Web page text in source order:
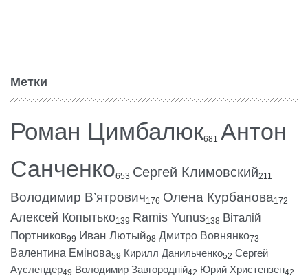
Метки
Роман Цимбалюк681 Антон
Санченко653 Сергей Климовский211
Володимир В’ятрович176 Олена Курбанова172
Алексей Копытько139 Ramis Yunus138 Віталій
Портников99 Иван Лютый98 Дмитро Вовнянко73
Валентина Емінова59 Кирилл Данильченко52 Сергей
Ауслендер49 Володимир Завгородній42 Юрий Христензен42